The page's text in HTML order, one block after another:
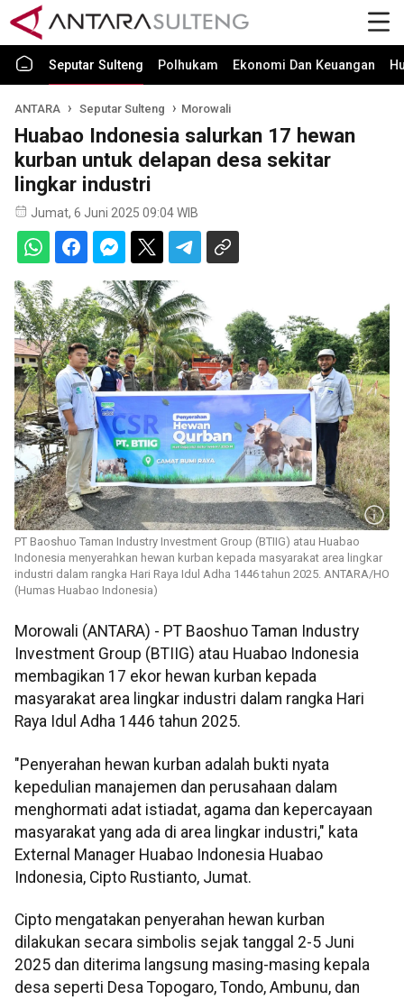
Seputar Sulteng Polhukam Ekonomi Dan Keuangan
ANTARA Seputar Sulteng Morowali
Huabao Indonesia salurkan 17 hewan
kurban untuk delapan desa sekitar
lingkar industri
Jumat, 6 Juni 2025 09:04 WIB
PT Baoshuo Taman Industry Investment Group (BTIIG) atau Huabao
Indonesia menyerahkan hewan kurban kepada masyarakat area lingkar
industri dalam rangka Hari Raya Idul Adha 1446 tahun 2025. ANTARA/HO
(Humas Huabao Indonesia)
Morowali (ANTARA) - PT Baoshuo Taman Industry
Investment Group (BTIIG) atau Huabao Indonesia
membagikan 17 ekor hewan kurban kepada
masyarakat area lingkar industri dalam rangka Hari
Raya Idul Adha 1446 tahun 2025.
"Penyerahan hewan kurban adalah bukti nyata
kepedulian manajemen dan perusahaan dalam
menghormati adat istiadat, agama dan kepercayaan
masyarakat yang ada di area lingkar industri," kata
External Manager Huabao Indonesia Huabao
Indonesia, Cipto Rustianto, Jumat.
Cipto mengatakan penyerahan hewan kurban
dilakukan secara simbolis sejak tanggal 2-5 Juni
2025 dan diterima langsung masing-masing kepala
desa seperti Desa Topogaro, Tondo, Ambunu, dan